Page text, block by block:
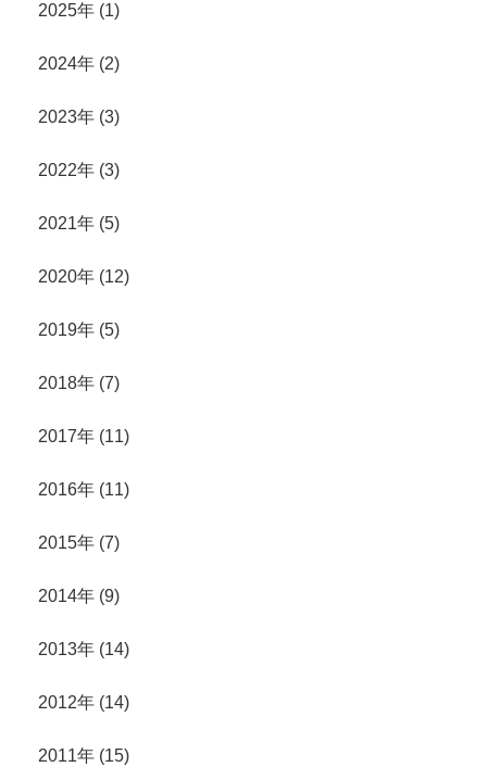
2025年 (1)
2024年 (2)
2023年 (3)
2022年 (3)
2021年 (5)
2020年 (12)
2019年 (5)
2018年 (7)
2017年 (11)
2016年 (11)
2015年 (7)
2014年 (9)
2013年 (14)
2012年 (14)
2011年 (15)